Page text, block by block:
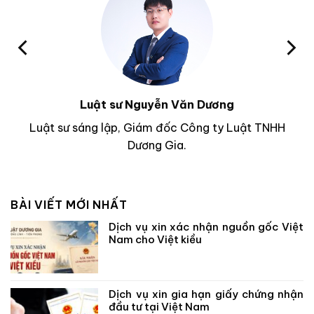
Luật sư Nguyễn Văn Dương
Luật sư sáng lập, Giám đốc Công ty Luật TNHH
Dương Gia.
BÀI VIẾT MỚI NHẤT
Dịch vụ xin xác nhận nguồn gốc Việt
Nam cho Việt kiều
Dịch vụ xin gia hạn giấy chứng nhận
đầu tư tại Việt Nam